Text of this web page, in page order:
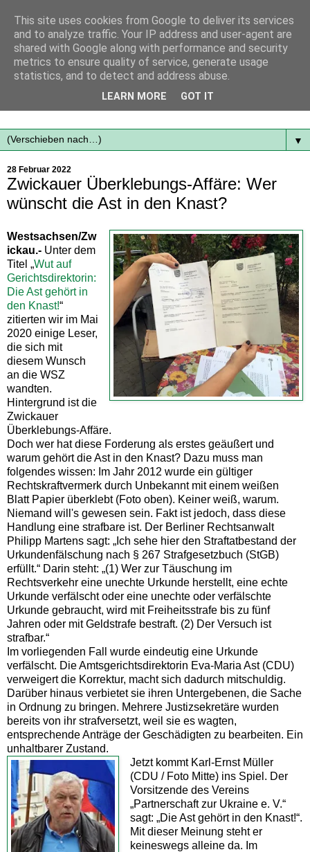
Mit frischen Themen aus der Region immer auf dem
▼
28 Februar 2022
Zwickauer Überklebungs-Affäre: Wer
wünscht die Ast in den Knast?
Westsachsen/Zw
ickau.- Unter dem
Titel „Wut auf
Gerichtsdirektorin:
Die Ast gehört in
den Knast!“
zitierten wir im Mai
2020 einige Leser,
die sich mit
diesem Wunsch
an die WSZ
wandten.
Hintergrund ist die
Zwickauer
Überklebungs-Affäre.
Doch wer hat diese Forderung als erstes geäußert und
warum gehört die Ast in den Knast? Dazu muss man
folgendes wissen: Im Jahr 2012 wurde ein gültiger
Rechtskraftvermerk durch Unbekannt mit einem weißen
Blatt Papier überklebt (Foto oben). Keiner weiß, warum.
Niemand will's gewesen sein. Fakt ist jedoch, dass diese
Handlung eine strafbare ist. Der Berliner Rechtsanwalt
Philipp Martens sagt: „Ich sehe hier den Straftatbestand der
Urkundenfälschung nach § 267 Strafgesetzbuch (StGB)
erfüllt.“ Darin steht: „(1) Wer zur Täuschung im
Rechtsverkehr eine unechte Urkunde herstellt, eine echte
Urkunde verfälscht oder eine unechte oder verfälschte
Urkunde gebraucht, wird mit Freiheitsstrafe bis zu fünf
Jahren oder mit Geldstrafe bestraft. (2) Der Versuch ist
strafbar.“
Im vorliegenden Fall wurde eindeutig eine Urkunde
verfälscht. Die Amtsgerichtsdirektorin Eva-Maria Ast (CDU)
verweigert die Korrektur, macht sich dadurch mitschuldig.
Darüber hinaus verbietet sie ihren Untergebenen, die Sache
in Ordnung zu bringen. Mehrere Justizsekretäre wurden
bereits von ihr strafversetzt, weil sie es wagten,
entsprechende Anträge der Geschädigten zu bearbeiten. Ein
unhaltbarer Zustand.
Jetzt kommt Karl-Ernst Müller
(CDU / Foto Mitte) ins Spiel. Der
Vorsitzende des Vereins
„Partnerschaft zur Ukraine e. V.“
sagt: „Die Ast gehört in den Knast!“.
Mit dieser Meinung steht er
keineswegs alleine da. Im
This site uses cookies from Google to deliver its services
and to analyze traffic. Your IP address and user-agent are
shared with Google along with performance and security
metrics to ensure quality of service, generate usage
statistics, and to detect and address abuse.
LEARN MORE GOT IT